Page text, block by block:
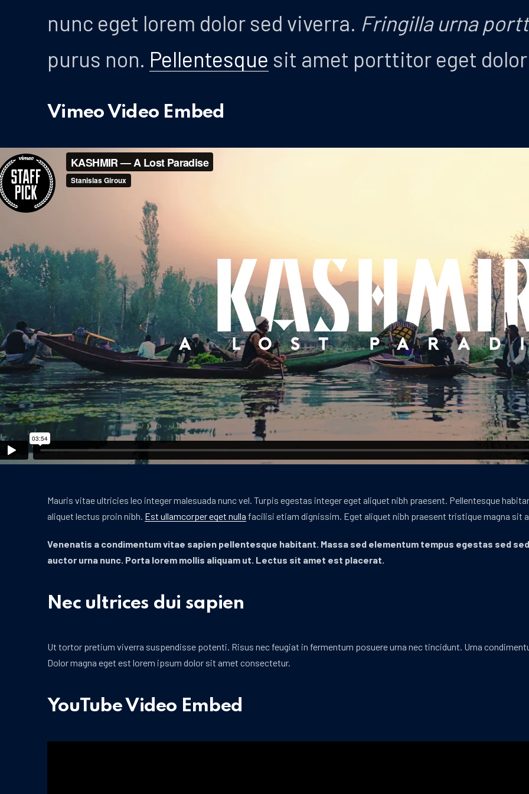
nunc eget lorem dolor sed viverra. Fringilla urna
purus non. Pellentesque sit amet porttitor eget
Vimeo Video Embed
Mauris vitae ultricies leo integer malesuada nunc vel. Turpis egestas integer eget aliquet nibh praesent. Pellentesque
aliquet lectus proin nibh. Est ullamcorper eget nulla facilisi etiam dignissim. Eget aliquet nibh praesent tristique magna sit
Venenatis a condimentum vitae sapien pellentesque habitant. Massa sed elementum tempus egestas sed
auctor urna nunc. Porta lorem mollis aliquam ut. Lectus sit amet est placerat.
Nec ultrices dui sapien
Ut tortor pretium viverra suspendisse potenti. Risus nec feugiat in fermentum posuere urna nec tincidunt. Urna
Dolor magna eget est lorem ipsum dolor sit amet consectetur.
YouTube Video Embed
PREVIOUS